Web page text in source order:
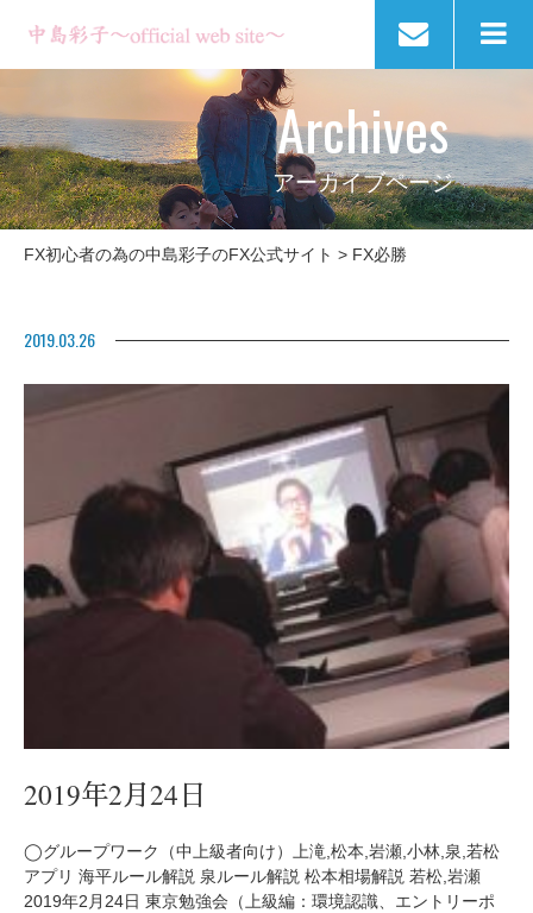
Archives
アーカイブページ
FX初心者の為の中島彩子のFX公式サイト > FX必勝
2019.03.26
2019年2月24日
◯グループワーク（中上級者向け）上滝,松本,岩瀬,小林,泉,若松
アプリ 海平ルール解説 泉ルール解説 松本相場解説 若松,岩瀬
2019年2月24日 東京勉強会（上級編：環境認識、エントリーポ